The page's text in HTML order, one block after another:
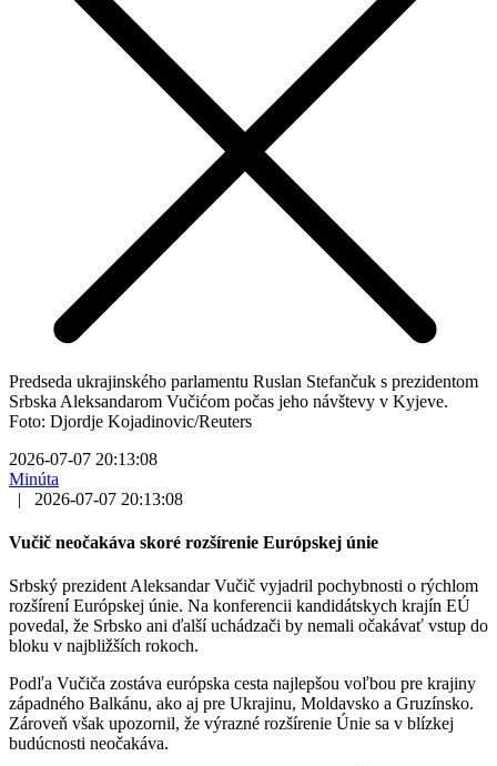
Predseda ukrajinského parlamentu Ruslan Stefančuk s prezidentom
Srbska Aleksandarom Vučićom počas jeho návštevy v Kyjeve.
Foto: Djordje Kojadinovic/Reuters
2026-07-07 20:13:08
Minúta
|
2026-07-07 20:13:08
Vučič neočakáva skoré rozšírenie Európskej únie
Srbský prezident Aleksandar Vučič vyjadril pochybnosti o rýchlom
rozšírení Európskej únie. Na konferencii kandidátskych krajín EÚ
povedal, že Srbsko ani ďalší uchádzači by nemali očakávať vstup do
bloku v najbližších rokoch.
Podľa Vučiča zostáva európska cesta najlepšou voľbou pre krajiny
západného Balkánu, ako aj pre Ukrajinu, Moldavsko a Gruzínsko.
Zároveň však upozornil, že výrazné rozšírenie Únie sa v blízkej
budúcnosti neočakáva.